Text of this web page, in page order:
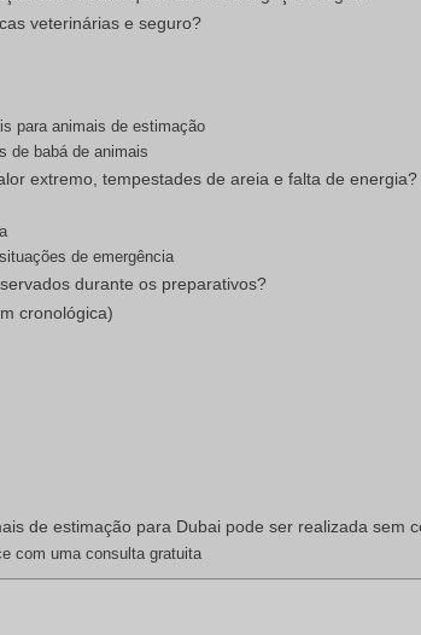
veterinárias e seguro?
para animais de estimação
de babá de animais
extremo, tempestades de areia e falta de energia?
de emergência
durante os preparativos?
cronológica)
de estimação para Dubai pode ser realizada sem
com uma consulta gratuita